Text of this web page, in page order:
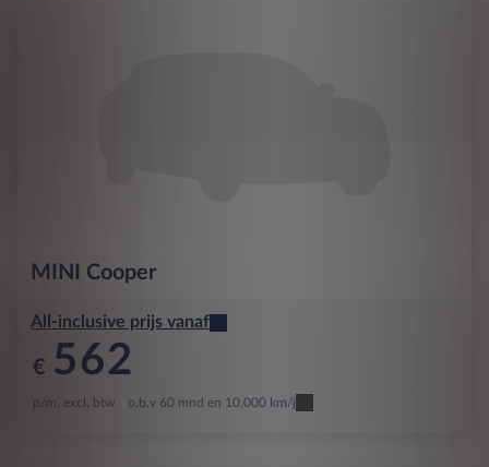
MINI Cooper
All-inclusive prijs vanaf
€ 562
p/m. excl. btw o.b.v 60 mnd en 10,000 km/j